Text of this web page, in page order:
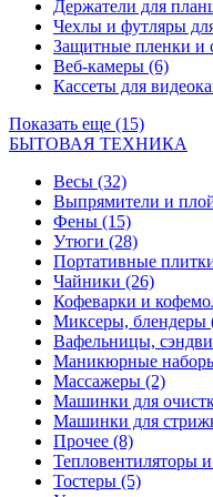
Держатели для
Чехлы и футляры
Защитные пленки и
Веб-камеры (6)
Кассеты для
Показать еще (15)
БЫТОВАЯ ТЕХНИКА
Весы (32)
Выпрямители и
Фены (15)
Утюги (28)
Портативные
Чайники (26)
Кофеварки и
Миксеры, блендеры
Вафельницы,
Маникюрные
Массажеры (2)
Машинки для
Машинки для
Прочее (8)
Тепловентиляторы
Тостеры (5)